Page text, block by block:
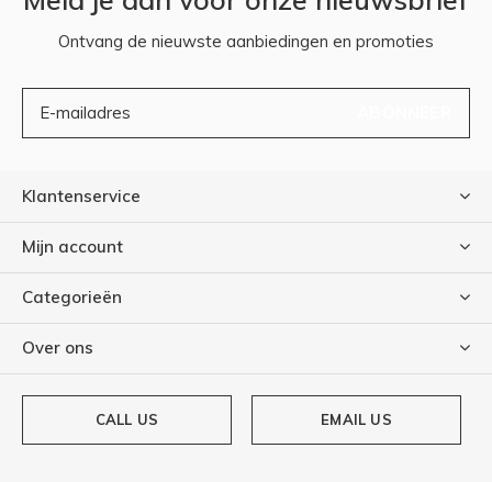
Ontvang de nieuwste aanbiedingen en promoties
Klantenservice
Mijn account
Categorieën
Over ons
CALL US EMAIL US